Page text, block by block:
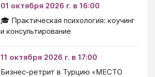
01 октября 2026 г. в 16:00
🎓 Практическая психология: коучинг
и консультирование
11 октября 2026 г. в 17:00
Бизнес-ретрит в Турцию «МЕСТО